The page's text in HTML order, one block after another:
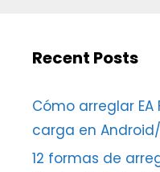
Recent Posts
Cómo arreglar EA
carga en
12 formas de